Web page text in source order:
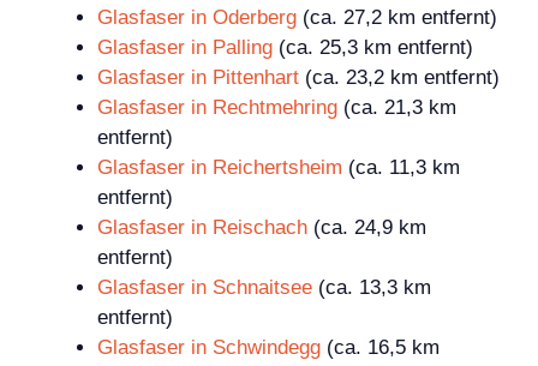
Glasfaser in Oderberg (ca. 27,2 km entfernt)
Glasfaser in Palling (ca. 25,3 km entfernt)
Glasfaser in Pittenhart (ca. 23,2 km entfernt)
Glasfaser in Rechtmehring (ca. 21,3 km
entfernt)
Glasfaser in Reichertsheim (ca. 11,3 km
entfernt)
Glasfaser in Reischach (ca. 24,9 km
entfernt)
Glasfaser in Schnaitsee (ca. 13,3 km
entfernt)
Glasfaser in Schwindegg (ca. 16,5 km